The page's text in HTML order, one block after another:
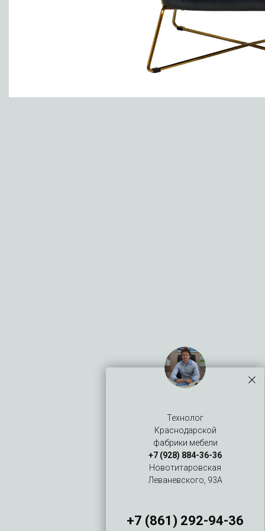
Технолог
Краснодарской
фабрики мебели
+7 (928) 884-36-36
Новотитаровская
Леваневского, 93А
+7 (861) 292-94-36